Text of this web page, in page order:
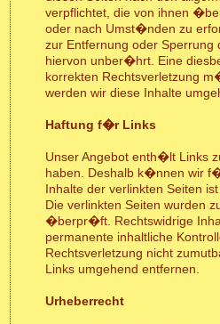
verpflichtet, die von ihnen
oder nach Umst�nden zu
zur Entfernung oder Sperrung
hiervon unber�hrt. Eine
korrekten Rechtsverletzung
werden wir diese Inhalte
Haftung f�r Links
Unser Angebot enth�lt Links
haben. Deshalb k�nnen wir
Inhalte der verlinkten Seiten
Die verlinkten Seiten wurden
�berpr�ft. Rechtswidrige
permanente inhaltliche
Rechtsverletzung nicht
Links umgehend entfernen.
Urheberrecht